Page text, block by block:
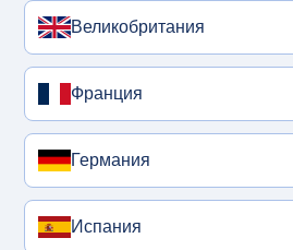
Великобритания
Франция
Германия
Испания